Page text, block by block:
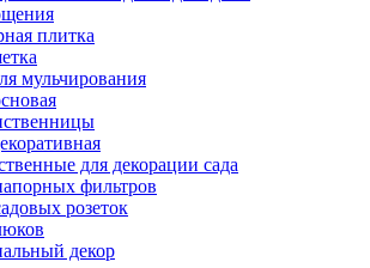
плитка
мульчирования
для декорации сада
фильтров
розеток
декор